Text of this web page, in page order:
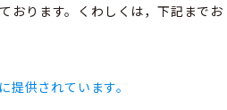
おります。くわしくは，下記までお
供されています。